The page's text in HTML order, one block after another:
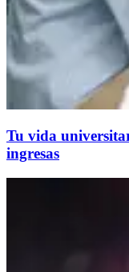
Tu vida
ingresas